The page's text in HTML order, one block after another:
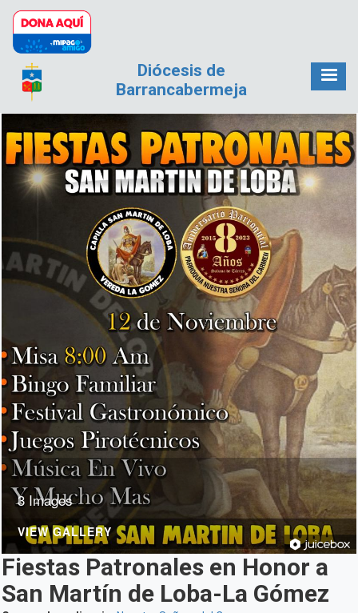
Pasar al contenido principal
Diócesis de
Barrancabermeja
3 Images
VIEW GALLERY
Fiestas Patronales en Honor a
San Martín de Loba-La Gómez